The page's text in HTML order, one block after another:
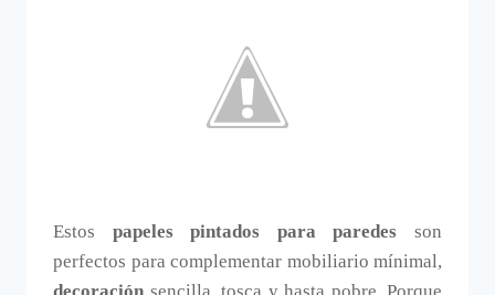
Estos papeles pintados para paredes son
perfectos para complementar mobiliario mínimal,